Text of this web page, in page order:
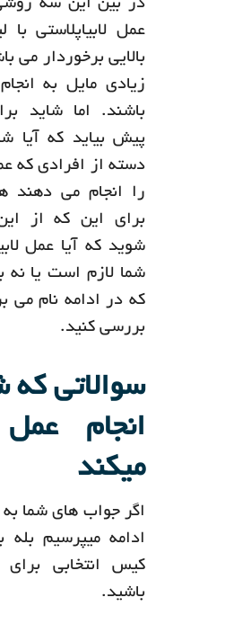
در بین این سه
عمل لابیاپلاستی با
بالایی برخوردار می
زیادی مایل به
باشند. اما شاید
پیش بیاید که آیا
دسته از افرادی که
را انجام می دهند
برای این که از
شوید که آیا عمل
شما لازم است یا نه
که در ادامه نام می
بررسی کنید.
سوالاتی که
انجام
میکند
اگر جواب های شما به
ادامه میپرسیم
کیس انتخابی
باشید.